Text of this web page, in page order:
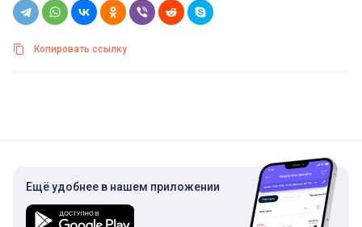
Копировать ссылку
Ещё удобнее в нашем приложении